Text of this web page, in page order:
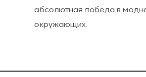
абсолютная победа в
окружающих.